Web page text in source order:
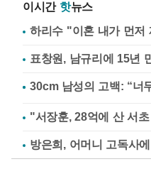
이시간 핫뉴스
하리수 "이혼 내가 먼
표창원, 남규리에 15년
"서장훈, 28억에 산 서
방은희, 어머니 고독사